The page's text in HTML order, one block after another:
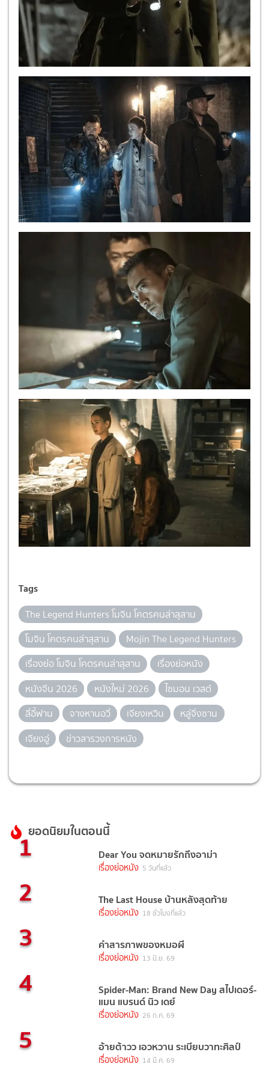
Tags
The Legend Hunters โมจิน โคตรคนล่าสุสาน
โมจิน โคตรคนล่าสุสาน
Mojin The Legend Hunters
เรื่องย่อ โมจิน โคตรคนล่าสุสาน
เรื่องย่อหนัง
หนังจีน 2026
หนังใหม่ 2026
ไซมอน เวสต์
ลี่อี้ฟาน
จางหานอวี่ เจียงเหวิน
หลู่จิ่งซาน
เจียงอู่
ข่าวสารวงการหนัง
ยอดนิยมในตอนนี้
1 Dear You จดหมายรักถึงอาม่า
เรื่องย่อหนัง 5 วันที่แล้ว
2 The Last House บ้านหลังสุดท้าย
เรื่องย่อหนัง 18 ชั่วโมงที่แล้ว
3 คำสารภาพของหมอผี
เรื่องย่อหนัง 13 มิ.ย. 69
4 Spider-Man: Brand New Day สไปเดอร์-
แมน แบรนด์ นิว เดย์
เรื่องย่อหนัง 26 ก.ค. 69
5 อ้ายต้าวว เอวหวาน ระเบียบวาทะศิลป์
เรื่องย่อหนัง 14 มี.ค. 69